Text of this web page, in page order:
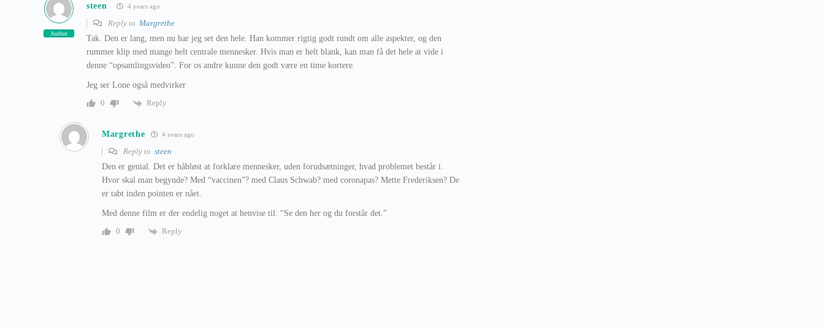
Author
steen 4 years ago
Reply to Margrethe
Tak. Den er lang, men nu har jeg set den hele. Han kommer rigtig godt rundt om alle aspekter, og den
rummer klip med mange helt centrale mennesker. Hvis man er helt blank, kan man få det hele at vide i
denne “opsamlingsvideo”. For os andre kunne den godt være en time kortere.
Jeg ser Lone også medvirker
0
Reply
Margrethe 4 years ago
Reply to steen
Den er genial. Det er håbløst at forklare mennesker, uden forudsætninger, hvad problemet består i.
Hvor skal man begynde? Med “vaccinen”? med Claus Schwab? med coronapas? Mette Frederiksen? De
er tabt inden pointen er nået.
Med denne film er der endelig noget at henvise til: “Se den her og du forstår det.”
0
Reply